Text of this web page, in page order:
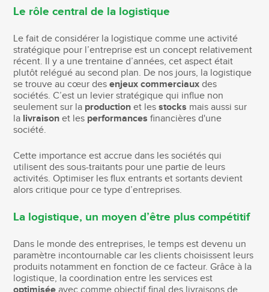
Le rôle central de la logistique
Le fait de considérer la logistique comme une activité
stratégique pour l’entreprise est un concept relativement
récent. Il y a une trentaine d’années, cet aspect était
plutôt relégué au second plan. De nos jours, la logistique
se trouve au cœur desenjeux commerciaux des
sociétés. C’est un levier stratégique qui influe non
seulement sur la production et lesstocks mais aussi sur
la livraison et les performances financières d'une
société.
Cette importance est accrue dans les sociétés qui
utilisent des sous-traitants pour une partie de leurs
activités. Optimiser les flux entrants et sortants devient
alors critique pour ce type d’entreprises.
La logistique, un moyen d’être plus compétitif
Dans le monde des entreprises, le temps est devenu un
paramètre incontournable car les clients choisissent leurs
produits notamment en fonction de ce facteur. Grâce à la
logistique, la coordination entre les services est